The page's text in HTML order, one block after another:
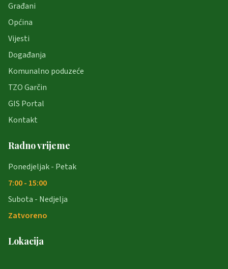
Građani
Općina
Vijesti
Događanja
Komunalno poduzeće
TZO Garčin
GIS Portal
Kontakt
Radno vrijeme
Ponedjeljak - Petak
7:00 - 15:00
Subota - Nedjelja
Zatvoreno
Lokacija